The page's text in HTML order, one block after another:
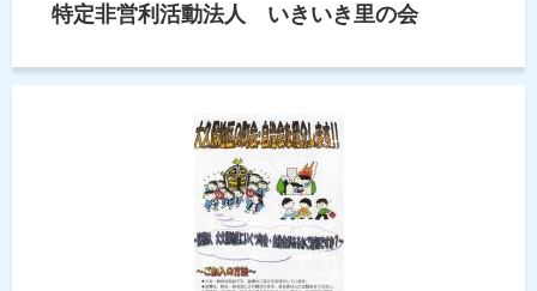
特定非営利活動法人 いきいき里の会